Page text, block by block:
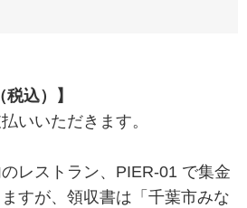
込）】
いいただきます。
レストラン、PIER-01 で集金
すが、領収書は「千葉市みな